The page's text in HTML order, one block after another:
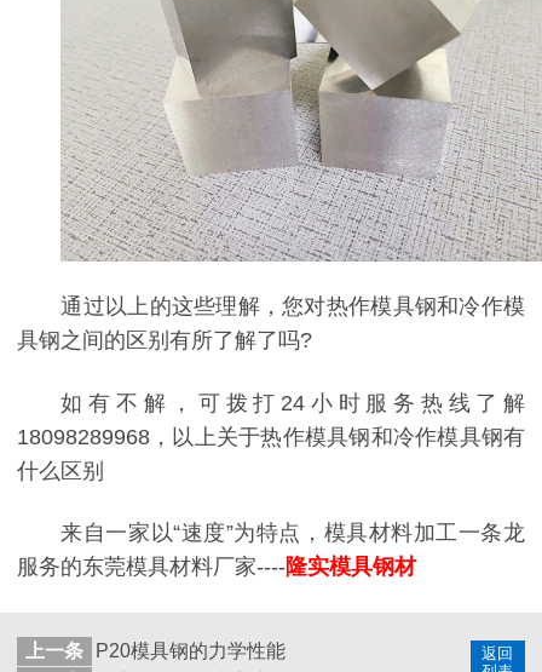
通过以上的这些理解，您对热作模具钢和冷作模
具钢之间的区别有所了解了吗?
如有不解，可拨打24小时服务热线了解
18098289968，以上关于热作模具钢和冷作模具钢有
什么区别
来自一家以“速度”为特点，模具材料加工一条龙
服务的东莞模具材料厂家----隆实模具钢材
返回
上一条
P20模具钢的力学性能